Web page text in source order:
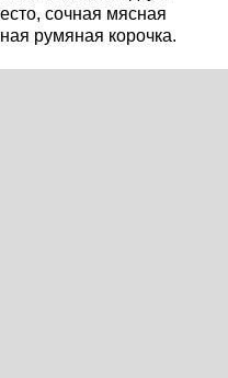
сочная мясная
румяная корочка.